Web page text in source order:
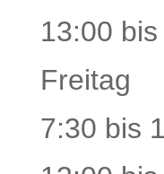
13:00
Freitag
7:30 bis